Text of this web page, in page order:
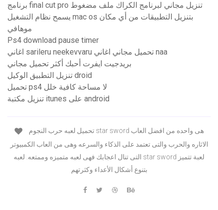
برنامج final cut pro تنزيل مجاني لبرنامج الكراك ملف مضغوط
يسمح نظام التشغيل mac os بتنزيل التطبيقات من أي مكان
موهافي
Ps4 download pause timer
اغاني sarileru neekevvaru تحميل مجاني اغاني naa
بريدجيت ايفرت أحبك أكثر تحميل مجاني
تنزيل التطبيق الوكيل droid
تحميل ps4 لا مساحة كافية خلل
تنزيل مكتبة itunes على android
الاثاره والحرب والتى تعتمد على الذكاء والسرعه وهى من العاب الكمبيوتر
التى تنال اعجابك فهى لعبه متميزه وممتعه. لعبه star sword لعبة تتميز
بتنوع أشكال الأعداء وكثرتهم